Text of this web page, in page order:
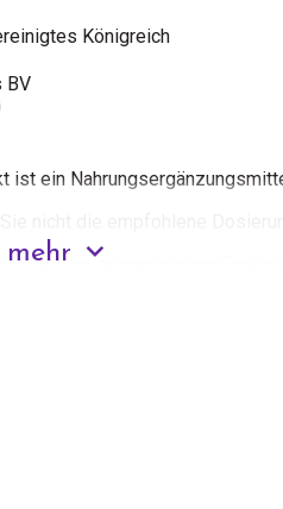
Königreich
BV
ist ein
ausgewogene
mehr